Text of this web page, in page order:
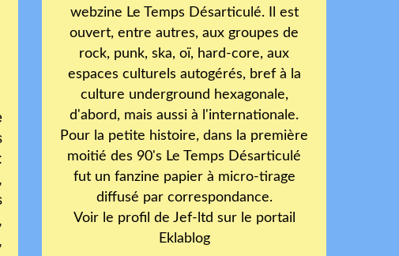
,
,
webzine Le Temps Désarticulé. Il est
ouvert, entre autres, aux groupes de
rock, punk, ska, oï, hard-core, aux
espaces culturels autogérés, bref à la
culture underground hexagonale,
d'abord, mais aussi à l'internationale.
Pour la petite histoire, dans la première
moitié des 90's Le Temps Désarticulé
fut un fanzine papier à micro-tirage
diffusé par correspondance.
Voir le profil de Jef-ltd sur le portail
Eklablog